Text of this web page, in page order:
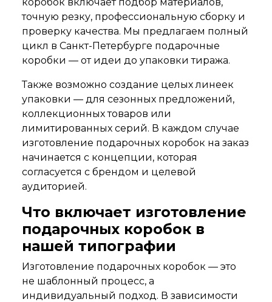
точную резку, профессиональную сборку и
проверку качества. Мы предлагаем полный
цикл в Санкт-Петербурге подарочные
коробки — от идеи до упаковки тиража.
Также возможно создание целых линеек
упаковки — для сезонных предложений,
коллекционных товаров или
лимитированных серий. В каждом случае
изготовление подарочных коробок на заказ
начинается с концепции, которая
согласуется с брендом и целевой
аудиторией.
Что включает изготовление
подарочных коробок в
нашей типографии
Изготовление подарочных коробок — это
не шаблонный процесс, а
индивидуальный подход. В зависимости